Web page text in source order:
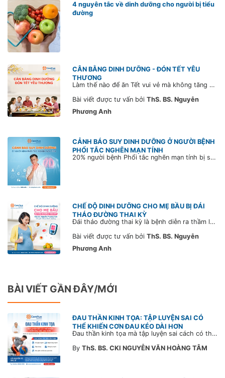
4 nguyên tắc về dinh dưỡng cho người bị tiểu
đường
CÂN BẰNG DINH DƯỠNG - ĐÓN TẾT YÊU
THƯƠNG
Làm thế nào để ăn Tết vui vẻ mà không tăng cân? Dưới đây là 2 gợi ý từ chuyên gia Dinh dưỡng, Thạc sĩ - Bác sĩ Nguyễn Phương Anh, đến từ Hệ thống Phòng khám CarePlus, để giúp bạn ổn định cân nặng trong thời gian Tết.
Bài viết được tư vấn bởi ThS. BS. Nguyễn
Phương Anh
CẢNH BÁO SUY DINH DƯỠNG Ở NGƯỜI BỆNH
PHỔI TẮC NGHẼN MẠN TÍNH
20% người bệnh Phổi tắc nghẽn mạn tính bị sụt cân, thiếu hụt vitamin và protein, thậm chí suy dinh dưỡng. Đây là tình trạng đáng lưu ý, vì có thể dẫn đến suy giảm khả năng miễn dịch và thúc đẩy bệnh trở nặng.
CHẾ ĐỘ DINH DƯỠNG CHO MẸ BẦU BỊ ĐÁI
THÁO ĐƯỜNG THAI KỲ
Đái tháo đường thai kỳ là bệnh diễn ra thầm lặng, có thể xảy đến với bất kỳ mẹ bầu nào, dẫn đến các vấn đề sức khỏe nguy hiểm cho người mẹ và thai nhi. Để phòng ngừa và cải thiện đái tháo đường thai kỳ ở khía cạnh dinh dưỡng, mời bạn tham khảo bài viết sau.
Bài viết được tư vấn bởi ThS. BS. Nguyễn
Phương Anh
BÀI VIẾT GẦN ĐÂY/MỚI
ĐAU THẦN KINH TỌA: TẬP LUYỆN SAI CÓ
THỂ KHIẾN CƠN ĐAU KÉO DÀI HƠN
Đau thần kinh tọa mà tập luyện sai cách có thể khiến cơn đau trở nặng và kéo dài thời gian hồi phục. Tham khảo chia sẻ của Bác sĩ CarePlus để nắm các động tác cần tránh và có góc nhìn đúng về phương pháp điều trị phù hợp trong bài viết sau.
By ThS. BS. CKI NGUYỄN VĂN HOÀNG TÂM